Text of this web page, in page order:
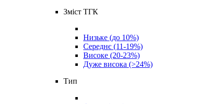
Зміст ТГК
Низьке (до 10%)
Середнє (11-19%)
Високе (20-23%)
Дуже висока (>24%)
Тип